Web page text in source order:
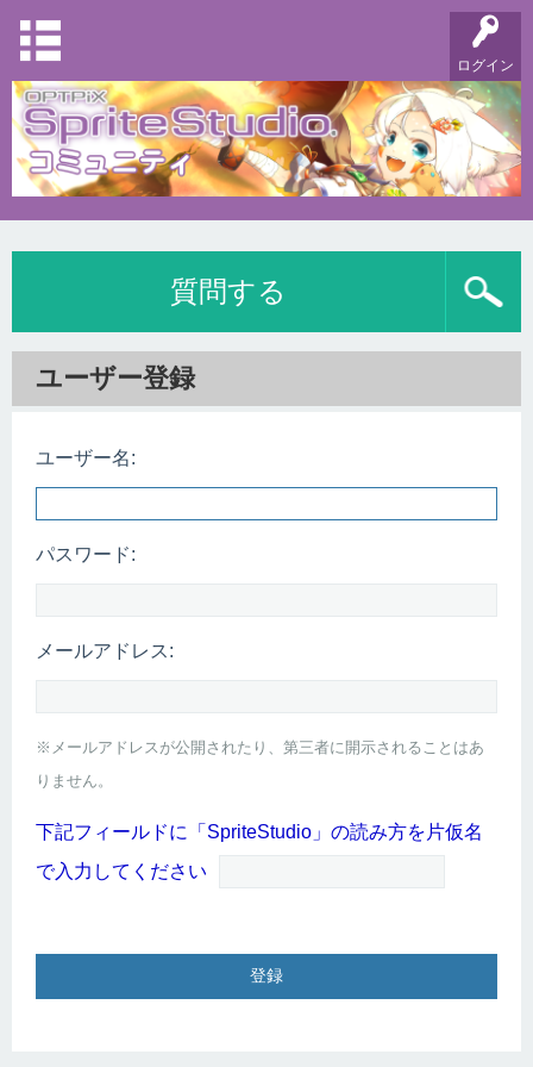
ログイン
質問する
ユーザー登録
ユーザー名:
パスワード:
メールアドレス:
※メールアドレスが公開されたり、第三者に開示されることはあ
りません。
下記フィールドに「SpriteStudio」の読み方を片仮名
で入力してください